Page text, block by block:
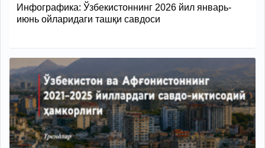
Инфографика: Ўзбекистоннинг 2026 йил январь-
июнь ойларидаги ташқи савдоси